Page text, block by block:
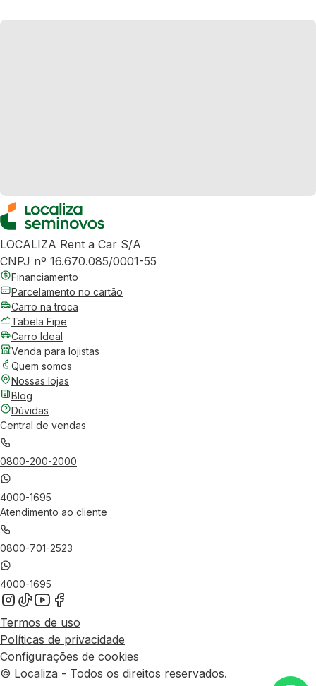
LOCALIZA Rent a Car S/A
CNPJ nº 16.670.085/0001-55
Financiamento
Parcelamento no cartão
Carro na troca
Tabela Fipe
Carro Ideal
Venda para lojistas
Quem somos
Nossas lojas
Blog
Dúvidas
Central de vendas
0800-200-2000
4000-1695
Atendimento ao cliente
0800-701-2523
4000-1695
Termos de uso
Políticas de privacidade
Configurações de cookies
© Localiza - Todos os direitos reservados.